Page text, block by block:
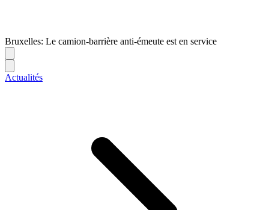
Bruxelles: Le camion-barrière anti-émeute est en service
Actualités